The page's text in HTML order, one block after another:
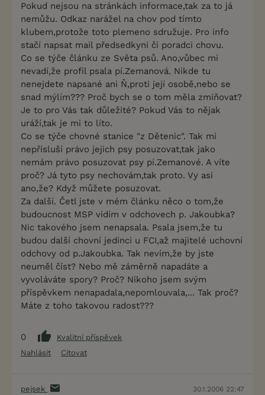
Pokud nejsou na stránkách informace,tak za to já
nemůžu. Odkaz narážel na chov pod tímto
klubem,protože toto plemeno sdružuje. Pro info
stačí napsat mail předsedkyni či poradci chovu.
Co se týče článku ze Světa psů. Ano,vůbec mi
nevadí,že profil psala pí.Zemanová. Nikde tu
nenejdete napsané ani Ň,proti její osobě,nebo se
snad mýlím??? Proč bych se o tom měla zmiňovat?
Je to pro Vás tak důležité? Pokud Vás to nějak
uráží,tak je mi to líto.
Co se týče chovné stanice "z Dětenic". Tak mi
nepřísluší právo jejich psy posuzovat,tak jako
nemám právo posuzovat psy pí.Zemanové. A víte
proč? Já tyto psy nechovám,tak proto. Vy asi
ano,že? Když můžete posuzovat.
Za další. Četl jste v mém článku něco o tom,že
budoucnost MSP vidím v odchovech p. Jakoubka?
Nic takového jsem nenapsala. Psala jsem,že tu
budou další chovní jedinci u FCI,až majitelé uchovní
odchovy od p.Jakoubka. Tak nevím,že by jste
neuměl číst? Nebo mě záměrně napadáte a
vyvoláváte spory? Proč? Nikoho jsem svým
příspěvkem nenapadala,nepomlouvala,... Tak proč?
Máte z toho takovou radost???
0
Kvalitní příspěvek
Nahlásit
Citovat
pejsek 30.1.2006 22:47